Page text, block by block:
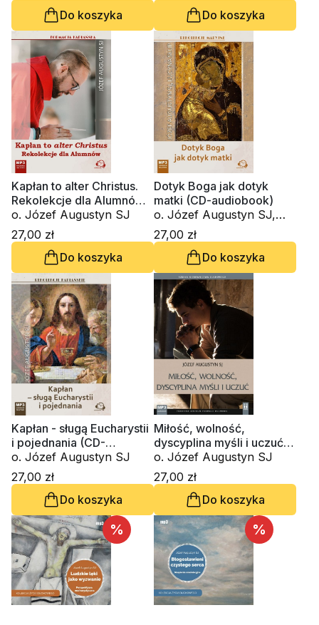
Do koszyka
Do koszyka
Kapłan to alter Christus.
Rekolekcje dla Alumnów
(CD-audiobook)
o. Józef Augustyn SJ
27,00 zł
Do koszyka
Dotyk Boga jak dotyk
matki (CD-audiobook)
o. Józef Augustyn SJ,
Lucyna Słup
27,00 zł
Do koszyka
Kapłan - sługą Eucharystii
i pojednania (CD-
audiobook)
o. Józef Augustyn SJ
27,00 zł
Do koszyka
Miłość, wolność,
dyscyplina myśli i uczuć
(CD-audiobook)
o. Józef Augustyn SJ
27,00 zł
Do koszyka
% %